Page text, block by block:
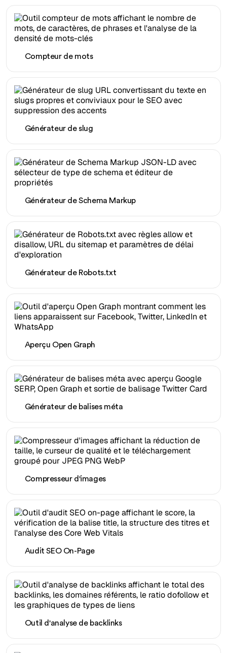
Compteur de mots
Générateur de slug
Générateur de Schema Markup
Générateur de Robots.txt
Aperçu Open Graph
Générateur de balises méta
Compresseur d'images
Audit SEO On-Page
Outil d'analyse de backlinks